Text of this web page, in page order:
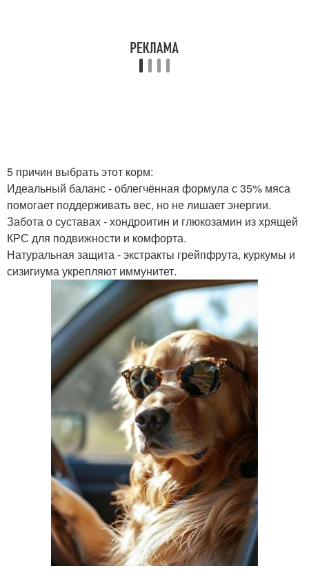
5 причин выбрать этот корм:
Идеальный баланс - облегчённая формула с 35% мяса
помогает поддерживать вес, но не лишает энергии.
Забота о суставах - хондроитин и глюкозамин из хрящей
КРС для подвижности и комфорта.
Натуральная защита - экстракты грейпфрута, куркумы и
сизигиума укрепляют иммунитет.